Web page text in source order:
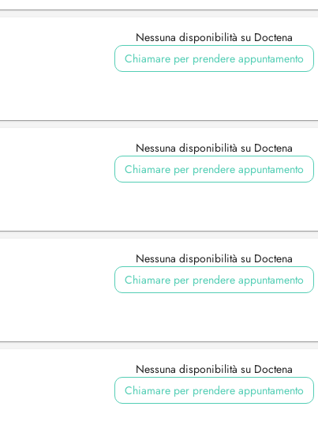
Nessuna disponibilità su Doctena
Chiamare per prendere appuntamento
Nessuna disponibilità su Doctena
Chiamare per prendere appuntamento
Nessuna disponibilità su Doctena
Chiamare per prendere appuntamento
Nessuna disponibilità su Doctena
Chiamare per prendere appuntamento